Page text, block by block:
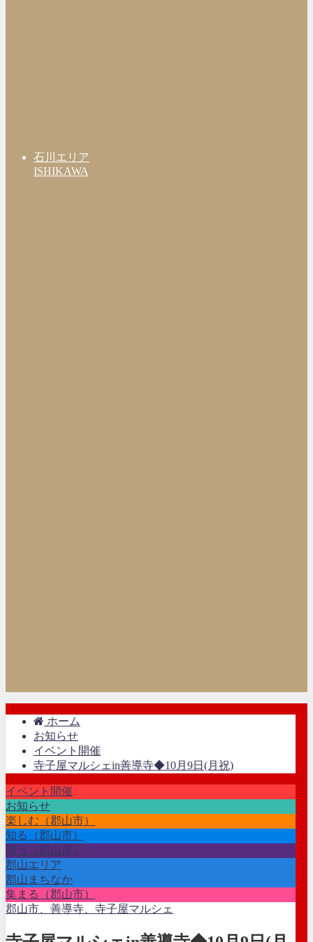
石川エリア
ISHIKAWA
ホーム
お知らせ
イベント開催
寺子屋マルシェin善導寺◆10月9日(月祝)
イベント開催
お知らせ
楽しむ（郡山市）
知る（郡山市）
買う（郡山市）
郡山エリア
郡山まちなか
集まる（郡山市）
郡山市、善導寺、寺子屋マルシェ